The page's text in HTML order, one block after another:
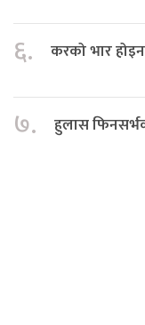
६. करको भार
७. हुलास